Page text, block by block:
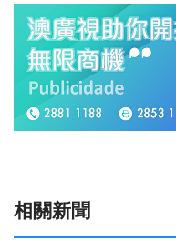
相關新聞